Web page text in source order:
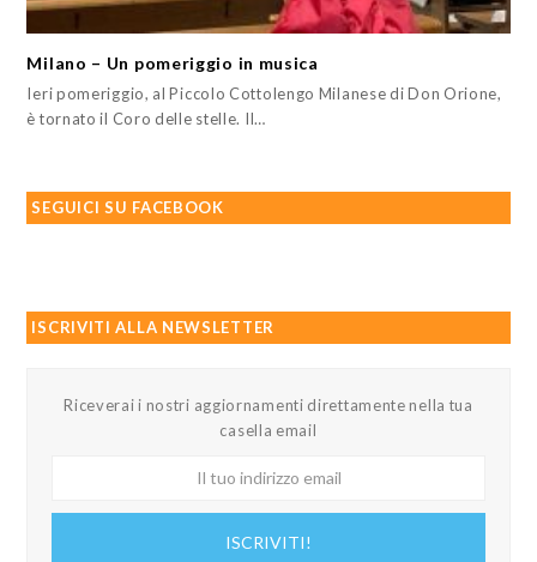
Milano – Un pomeriggio in musica
Ieri pomeriggio, al Piccolo Cottolengo Milanese di Don Orione,
è tornato il Coro delle stelle. Il…
SEGUICI SU FACEBOOK
ISCRIVITI ALLA NEWSLETTER
Riceverai i nostri aggiornamenti direttamente nella tua
casella email
ISCRIVITI!